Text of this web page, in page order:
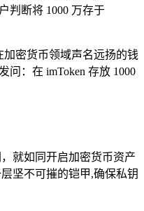
判断将 1000 万存于
密货币领域声名远扬的钱
：在 imToken 存放 1000
就如同开启加密货币资产
坚不可摧的铠甲,确保私钥